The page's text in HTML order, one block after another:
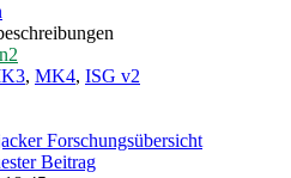
, MK4, ISG v2
Forschungsübersicht
Beitrag